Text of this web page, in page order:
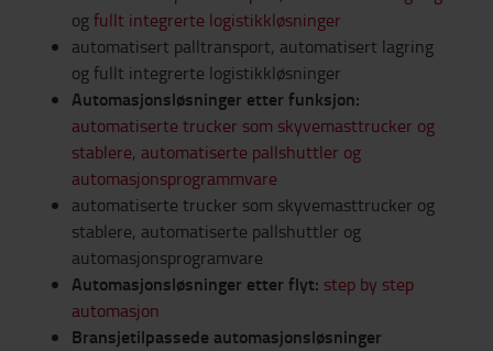
ogfullt integrerte logistikkløsninger
automatisert palltransport, automatisert lagring
og fullt integrerte logistikkløsninger
Automasjonsløsninger etter funksjon:
automatiserte trucker som skyvemasttrucker og
stablere, automatiserte pallshuttler og
automasjonsprogrammvare
automatiserte trucker som skyvemasttrucker og
stablere, automatiserte pallshuttler og
automasjonsprogramvare
Automasjonsløsninger etter flyt: step by step
automasjon
Bransjetilpassede automasjonsløsninger